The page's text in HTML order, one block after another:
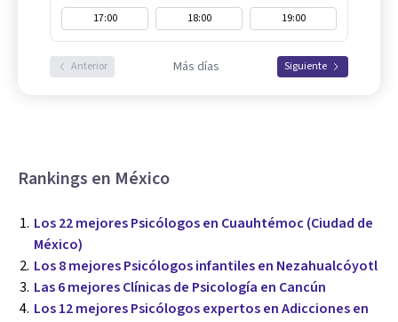
17:00
18:00 19:00
Anterior Más días Siguiente
Rankings en México
Los 22 mejores Psicólogos en Cuauhtémoc (Ciudad de
México)
Los 8 mejores Psicólogos infantiles en Nezahualcóyotl
Las 6 mejores Clínicas de Psicología en Cancún
Los 12 mejores Psicólogos expertos en Adicciones en